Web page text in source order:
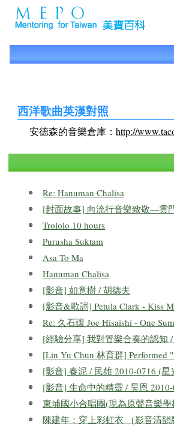
西洋歌曲英漢對照
安德森的音樂倉庫： http://
Re: Hanuman Chalisa
[封面故事] 向流行音樂致敬—雲
Trololo 10 hours
Purusha Suktam
Asa To Ma
Hanuman Chalisa
[影音] 如意樹 / 胡德夫
[影音&歌詞] Petula Clark - Kiss
Re: 久石讓 Joe Hisaishi - One
[經驗分享] 我對管樂合奏的認知
[Lin Yu Chun 林育群] Performed
[影音] 春泥 / 民雄 2010-0716 (星
[影音] 生命中的精靈 / 昊恩
東埔國小合唱團(現為原聲音樂
陳建年：穿上彩虹衣 （影音清韻